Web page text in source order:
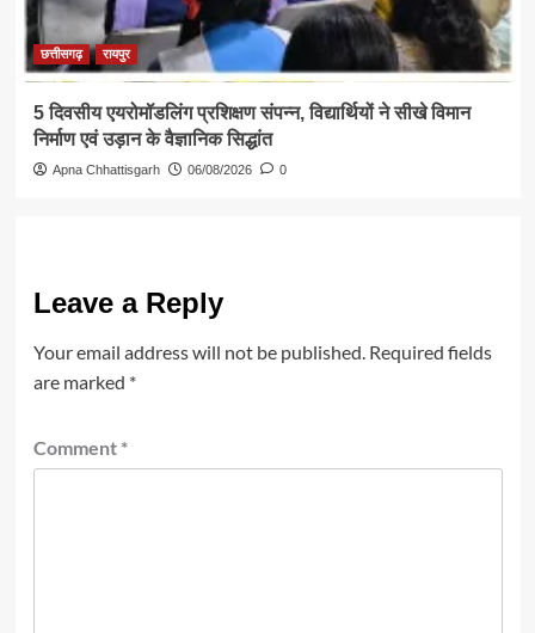
छत्तीसगढ़ रायपुर
5 दिवसीय एयरोमॉडलिंग प्रशिक्षण संपन्न, विद्यार्थियों ने सीखे विमान
निर्माण एवं उड़ान के वैज्ञानिक सिद्धांत
Apna Chhattisgarh 06/08/2026 0
Leave a Reply
Your email address will not be published. Required fields
are marked *
Comment *